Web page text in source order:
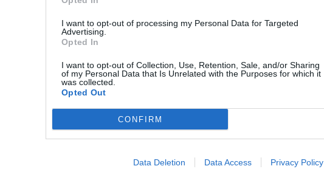
I want to opt-out of processing my Personal Data for Targeted
Advertising.
Opted In
I want to opt-out of Collection, Use, Retention, Sale, and/or Sharing
of my Personal Data that Is Unrelated with the Purposes for which it
was collected.
Opted Out
CONFIRM
Data Deletion Data Access Privacy Policy